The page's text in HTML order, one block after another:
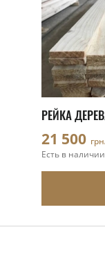
РЕЙКА
21 500
Есть в наличии